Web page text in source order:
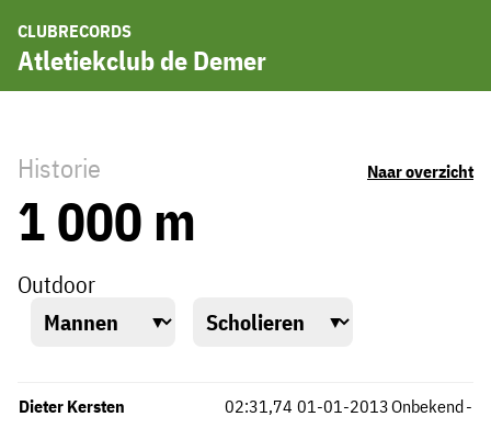
CLUBRECORDS
Atletiekclub de Demer
Historie Naar overzicht
1 000 m
Outdoor
Dieter Kersten Onbekend
02:31,74 -
01-01-2013